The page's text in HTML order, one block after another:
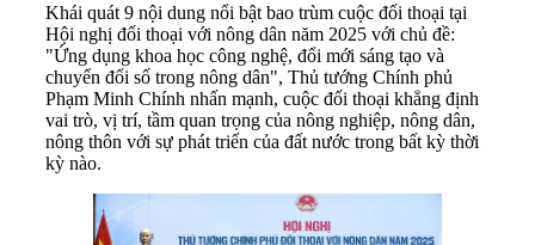
Khái quát 9 nội dung nổi bật bao trùm cuộc đối thoại tại
Hội nghị đối thoại với nông dân năm 2025 với chủ đề:
"Ứng dụng khoa học công nghệ, đổi mới sáng tạo và
chuyển đổi số trong nông dân", Thủ tướng Chính phủ
Phạm Minh Chính nhấn mạnh, cuộc đối thoại khẳng định
vai trò, vị trí, tầm quan trọng của nông nghiệp, nông dân,
nông thôn với sự phát triển của đất nước trong bất kỳ thời
kỳ nào.